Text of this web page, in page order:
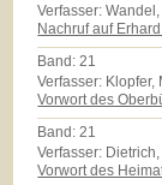
Verfasser:
Nachruf auf
Band: 21
Verfasser: Klopfer,
Vorwort des
Band:21
Verfasser:
Vorwort des